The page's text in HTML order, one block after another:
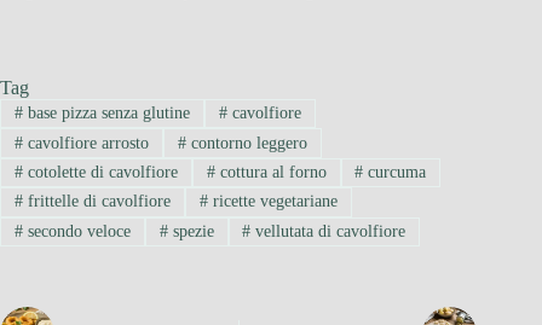
Tag
#base pizza senza glutine #cavolfiore
#cavolfiore arrosto #contorno leggero
#cotolette di cavolfiore #cottura al forno # curcuma
#frittelle di cavolfiore #ricette vegetariane
#secondo veloce #spezie # vellutata di cavolfiore